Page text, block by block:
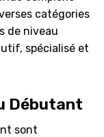
catégories
de niveau
spécialisé et
Débutant
sont